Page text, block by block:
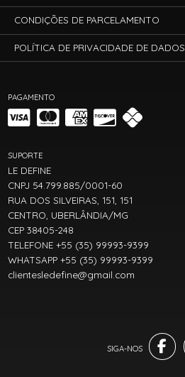
PAGAMENTO
SUPORTE
LE DEFINE
CNPJ 54.799.885/0001-60
RUA DOS SILVEIRAS, 151, 151
CENTRO, UBERLÂNDIA/MG
CEP 38405-248
TELEFONE +55 (35) 99993-9399
WHATSAPP +55 (35) 99993-9399
clientesledefine@gmail.com
CONDIÇÕES DE PARCELAMENTO
POLÍTICA DE PRIVACIDADE DE DADOS